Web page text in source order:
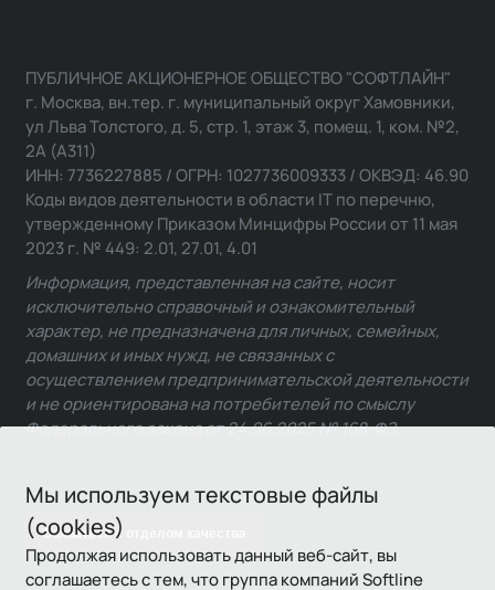
Мы используем текстовые файлы
(cookies)
Продолжая использовать данный веб-сайт, вы
соглашаетесь с тем, что группа компаний Softline
Связаться с отделом качества
ПУБЛИЧНОЕ АКЦИОНЕРНОЕ ОБЩЕСТВО "СОФТЛАЙН"
г. Москва, вн.тер. г. муниципальный округ Хамовники,
ул Льва Толстого, д. 5, стр. 1, этаж 3, помещ. 1, ком. №2,
2А (А311)
ИНН: 7736227885 / ОГРН: 1027736009333 / ОКВЭД: 46.90
Коды видов деятельности в области IT по перечню,
утвержденному Приказом Минцифры России от 11 мая
2023 г. № 449: 2.01, 27.01, 4.01
Информация, представленная на сайте, носит
исключительно справочный и ознакомительный
характер, не предназначена для личных, семейных,
домашних и иных нужд, не связанных с
осуществлением предпринимательской деятельности
и не ориентирована на потребителей по смыслу
Федерального закона от 24.06.2025 № 168-ФЗ.